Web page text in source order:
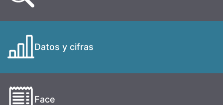
Datos y cifras
Face